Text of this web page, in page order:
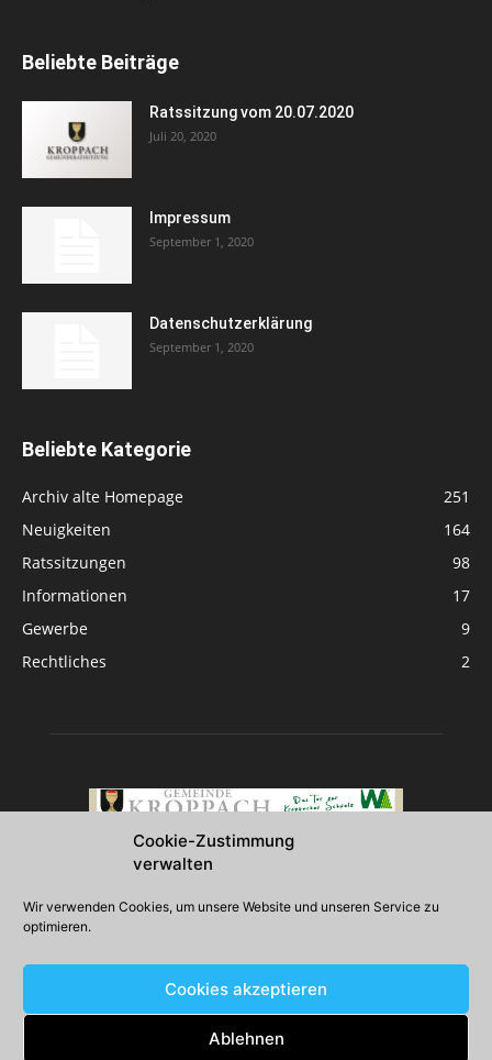
Cookie-Zustimmung
verwalten
Wir verwenden Cookies, um unsere Website und unseren Service zu
optimieren.
Cookies akzeptieren
Ablehnen
Beliebte Beiträge
Ratssitzung vom 20.07.2020
Juli 20, 2020
Impressum
September 1, 2020
Datenschutzerklärung
September 1, 2020
Beliebte Kategorie
Archiv alte Homepage
251
Neuigkeiten
164
Ratssitzungen
98
Informationen
17
Gewerbe
9
Rechtliches
2